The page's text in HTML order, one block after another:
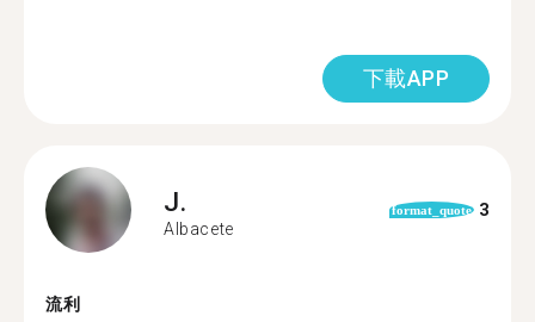
下載APP
J.
Albacete
format_quote 3
流利